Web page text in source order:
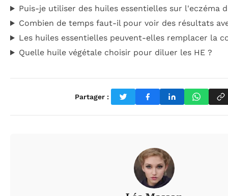
Puis-je utiliser des huiles essentielles sur l'eczéma
Combien de temps faut-il pour voir des résultats
Les huiles essentielles peuvent-elles remplacer la
Quelle huile végétale choisir pour diluer les HE ?
Partager :